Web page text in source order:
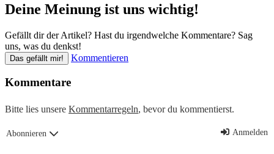
Deine Meinung ist uns wichtig!
Gefällt dir der Artikel? Hast du irgendwelche Kommentare? Sag
uns, was du denkst!
Das gefällt mir! Kommentieren
Kommentare
Bitte lies unsere Kommentarregeln, bevor du kommentierst.
Abonnieren Anmelden